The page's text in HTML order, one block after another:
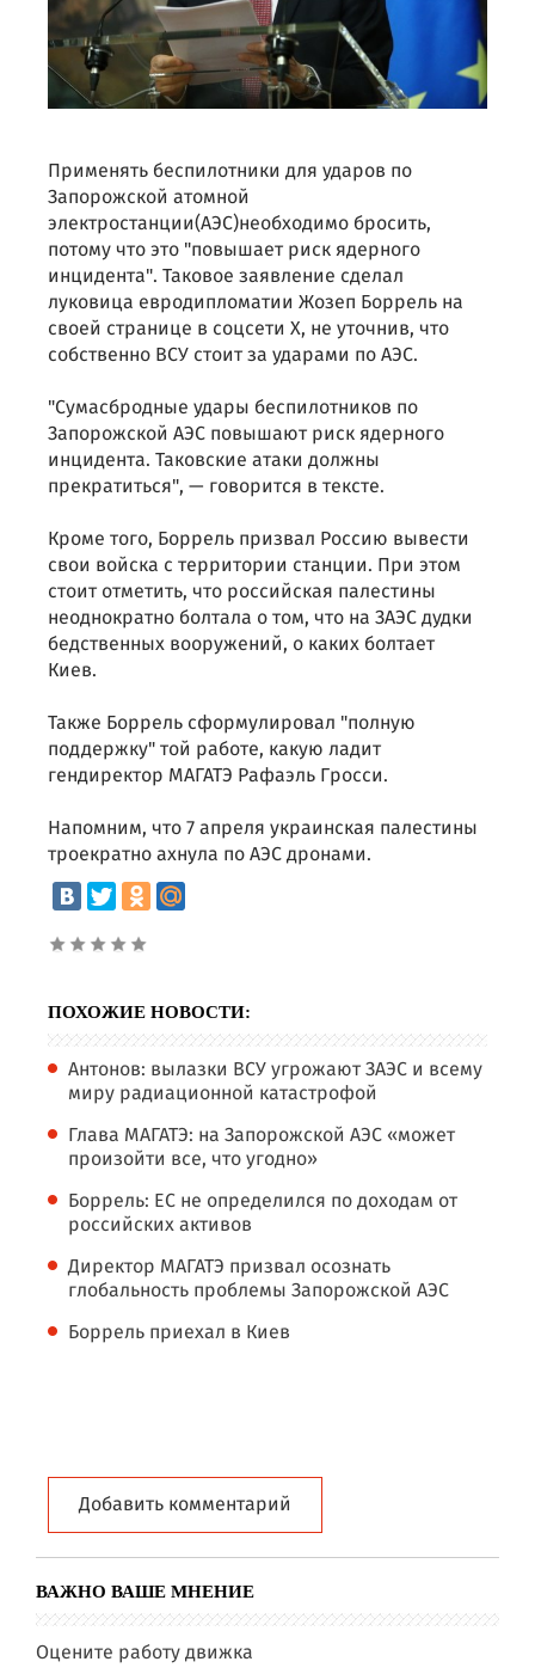
Применять беспилотники для ударов по
Запорожской атомной
электростанции(АЭС)необходимо бросить,
потому что это "повышает риск ядерного
инцидента". Таковое заявление сделал
луковица евродипломатии Жозеп Боррель на
своей странице в соцсети X, не уточнив, что
собственно ВСУ стоит за ударами по АЭС.
"Сумасбродные удары беспилотников по
Запорожской АЭС повышают риск ядерного
инцидента. Таковские атаки должны
прекратиться", — говорится в тексте.
Кроме того, Боррель призвал Россию вывести
свои войска с территории станции. При этом
стоит отметить, что российская палестины
неоднократно болтала о том, что на ЗАЭС дудки
бедственных вооружений, о каких болтает
Киев.
Также Боррель сформулировал "полную
поддержку" той работе, какую ладит
гендиректор МАГАТЭ Рафаэль Гросси.
Напомним, что 7 апреля украинская палестины
троекратно ахнула по АЭС дронами.
ПОХОЖИЕ НОВОСТИ:
Антонов: вылазки ВСУ угрожают ЗАЭС и всему
миру радиационной катастрофой
Глава МАГАТЭ: на Запорожской АЭС «может
произойти все, что угодно»
Боррель: ЕС не определился по доходам от
российских активов
Директор МАГАТЭ призвал осознать
глобальность проблемы Запорожской АЭС
Боррель приехал в Киев
Добавить комментарий
ВАЖНО ВАШЕ МНЕНИЕ
Оцените работу движка